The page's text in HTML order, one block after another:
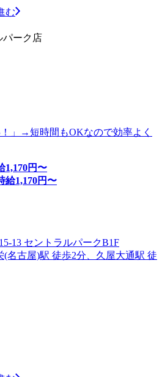
む
パーク店
！」→短時間もOKなので効率よく
1,170円〜
給1,170円〜
13 セントラルパークB1F
名古屋)駅 徒歩2分、久屋大通駅 徒